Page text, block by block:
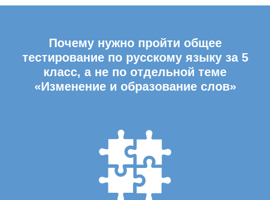
Почему нужно пройти общее
тестирование по русскому языку за 5
класс, а не по отдельной теме
«Изменение и образование слов»